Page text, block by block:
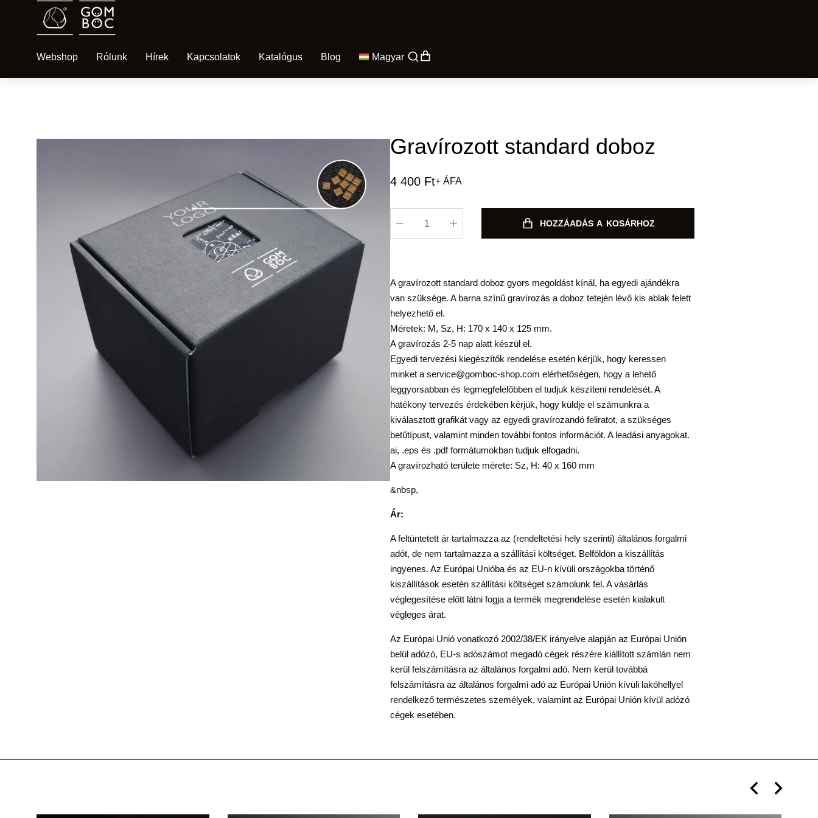
Webshop Rólunk Hírek Kapcsolatok Katalógus Blog Magyar
Gravírozott standard doboz
4 400 Ft+ ÁFA
HOZZÁADÁS A KOSÁRHOZ
A gravírozott standard doboz gyors megoldást kínál, ha egyedi ajándékra
van szüksége. A barna színű gravírozás a doboz tetején lévő kis ablak felett
helyezhető el.
Méretek: M, Sz, H: 170 x 140 x 125 mm.
A gravírozás 2-5 nap alatt készül el.
Egyedi tervezési kiegészítők rendelése esetén kérjük, hogy keressen
minket a service@gomboc-shop.com elérhetőségen, hogy a lehető
leggyorsabban és legmegfelelőbben el tudjuk készíteni rendelését. A
hatékony tervezés érdekében kérjük, hogy küldje el számunkra a
kiválasztott grafikát vagy az egyedi gravírozandó feliratot, a szükséges
betűtípust, valamint minden további fontos információt. A leadási anyagokat.
ai, .eps és .pdf formátumokban tudjuk elfogadni.
A gravírozható területe mérete: Sz, H: 40 x 160 mm
&nbsp,
Ár:
A feltüntetett ár tartalmazza az (rendeltetési hely szerinti) általános forgalmi
adót, de nem tartalmazza a szállítási költséget. Belföldön a kiszállítás
ingyenes. Az Európai Unióba és az EU-n kívüli országokba történő
kiszállítások esetén szállítási költséget számolunk fel. A vásárlás
véglegesítése előtt látni fogja a termék megrendelése esetén kialakult
végleges árat.
Az Európai Unió vonatkozó 2002/38/EK irányelve alapján az Európai Unión
belül adózó, EU-s adószámot megadó cégek részére kiállított számlán nem
kerül felszámításra az általános forgalmi adó. Nem kerül továbbá
felszámításra az általános forgalmi adó az Európai Unión kívüli lakóhellyel
rendelkező természetes személyek, valamint az Európai Unión kívül adózó
cégek esetében.